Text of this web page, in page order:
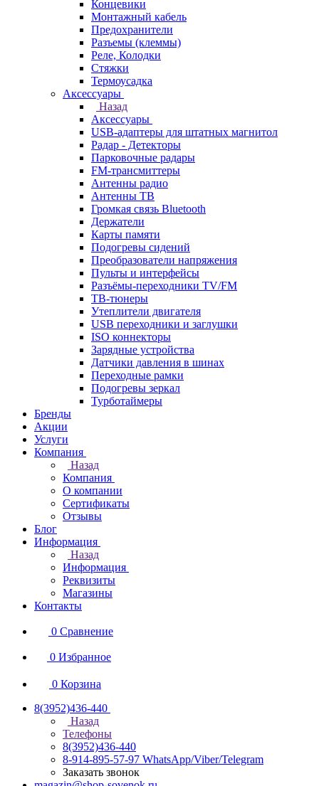
Концевики
Монтажный кабель
Предохранители
Разъемы (клеммы)
Реле, Колодки
Стяжки
Термоусадка
Аксессуары
Назад
Аксессуары
USB-адаптеры для штатных магнитол
Радар - Детекторы
Парковочные радары
FM-трансмиттеры
Антенны радио
Антенны ТВ
Громкая связь Bluetooth
Держатели
Карты памяти
Подогревы сидений
Преобразователи напряжения
Пульты и интерфейсы
Разъёмы-переходники TV/FM
ТВ-тюнеры
Утеплители двигателя
USB переходники и заглушки
ISO коннекторы
Зарядные устройства
Датчики давления в шинах
Переходные рамки
Подогревы зеркал
Турботаймеры
Бренды
Акции
Услуги
Компания
Назад
Компания
О компании
Сертификаты
Отзывы
Блог
Информация
Назад
Информация
Реквизиты
Магазины
Контакты
0 Сравнение
0 Избранное
0 Корзина
8(3952)436-440
Назад
Телефоны
8(3952)436-440
8-914-895-57-97 WhatsApp/Viber/Telegram
Заказать звонок